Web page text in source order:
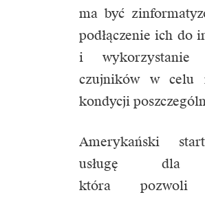
ma być
podłączenie ich do
i wykorzystanie
czujników w celu
kondycji
Amerykański
usługę dla
która pozwoli